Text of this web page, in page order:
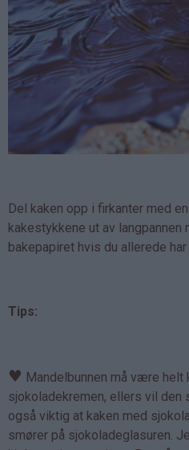
Del kaken opp i firkanter med
kakestykkene ut av
bakepapiret hvis du allerede
Tips:
♥ Mandelbunnen må være helt
sjokoladekremen, ellers vil den
også viktig at kaken med
smører på sjokoladeglasuren.